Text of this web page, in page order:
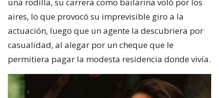
una rodilla, su carrera como bailarina voló por los
aires, lo que provocó su imprevisible giro a la
actuación, luego que un agente la descubriera por
casualidad, al alegar por un cheque que le
permitiera pagar la modesta residencia donde vivía.